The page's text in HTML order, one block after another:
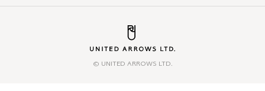
© UNITED ARROWS LTD.